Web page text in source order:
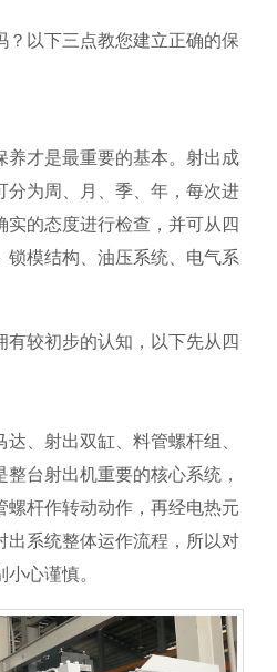
？以下三点教您建立正确的保
养才是最重要的基本。射出成
分为周、月、季、年，每次进
实的态度进行检查，并可从四
锁模结构、油压系统、电气系
有较初步的认知，以下先从四
、射出双缸、料管螺杆组、
台射出机重要的核心系统，
螺杆作转动动作，再经电热元
出系统整体运作流程，所以对
心谨慎。